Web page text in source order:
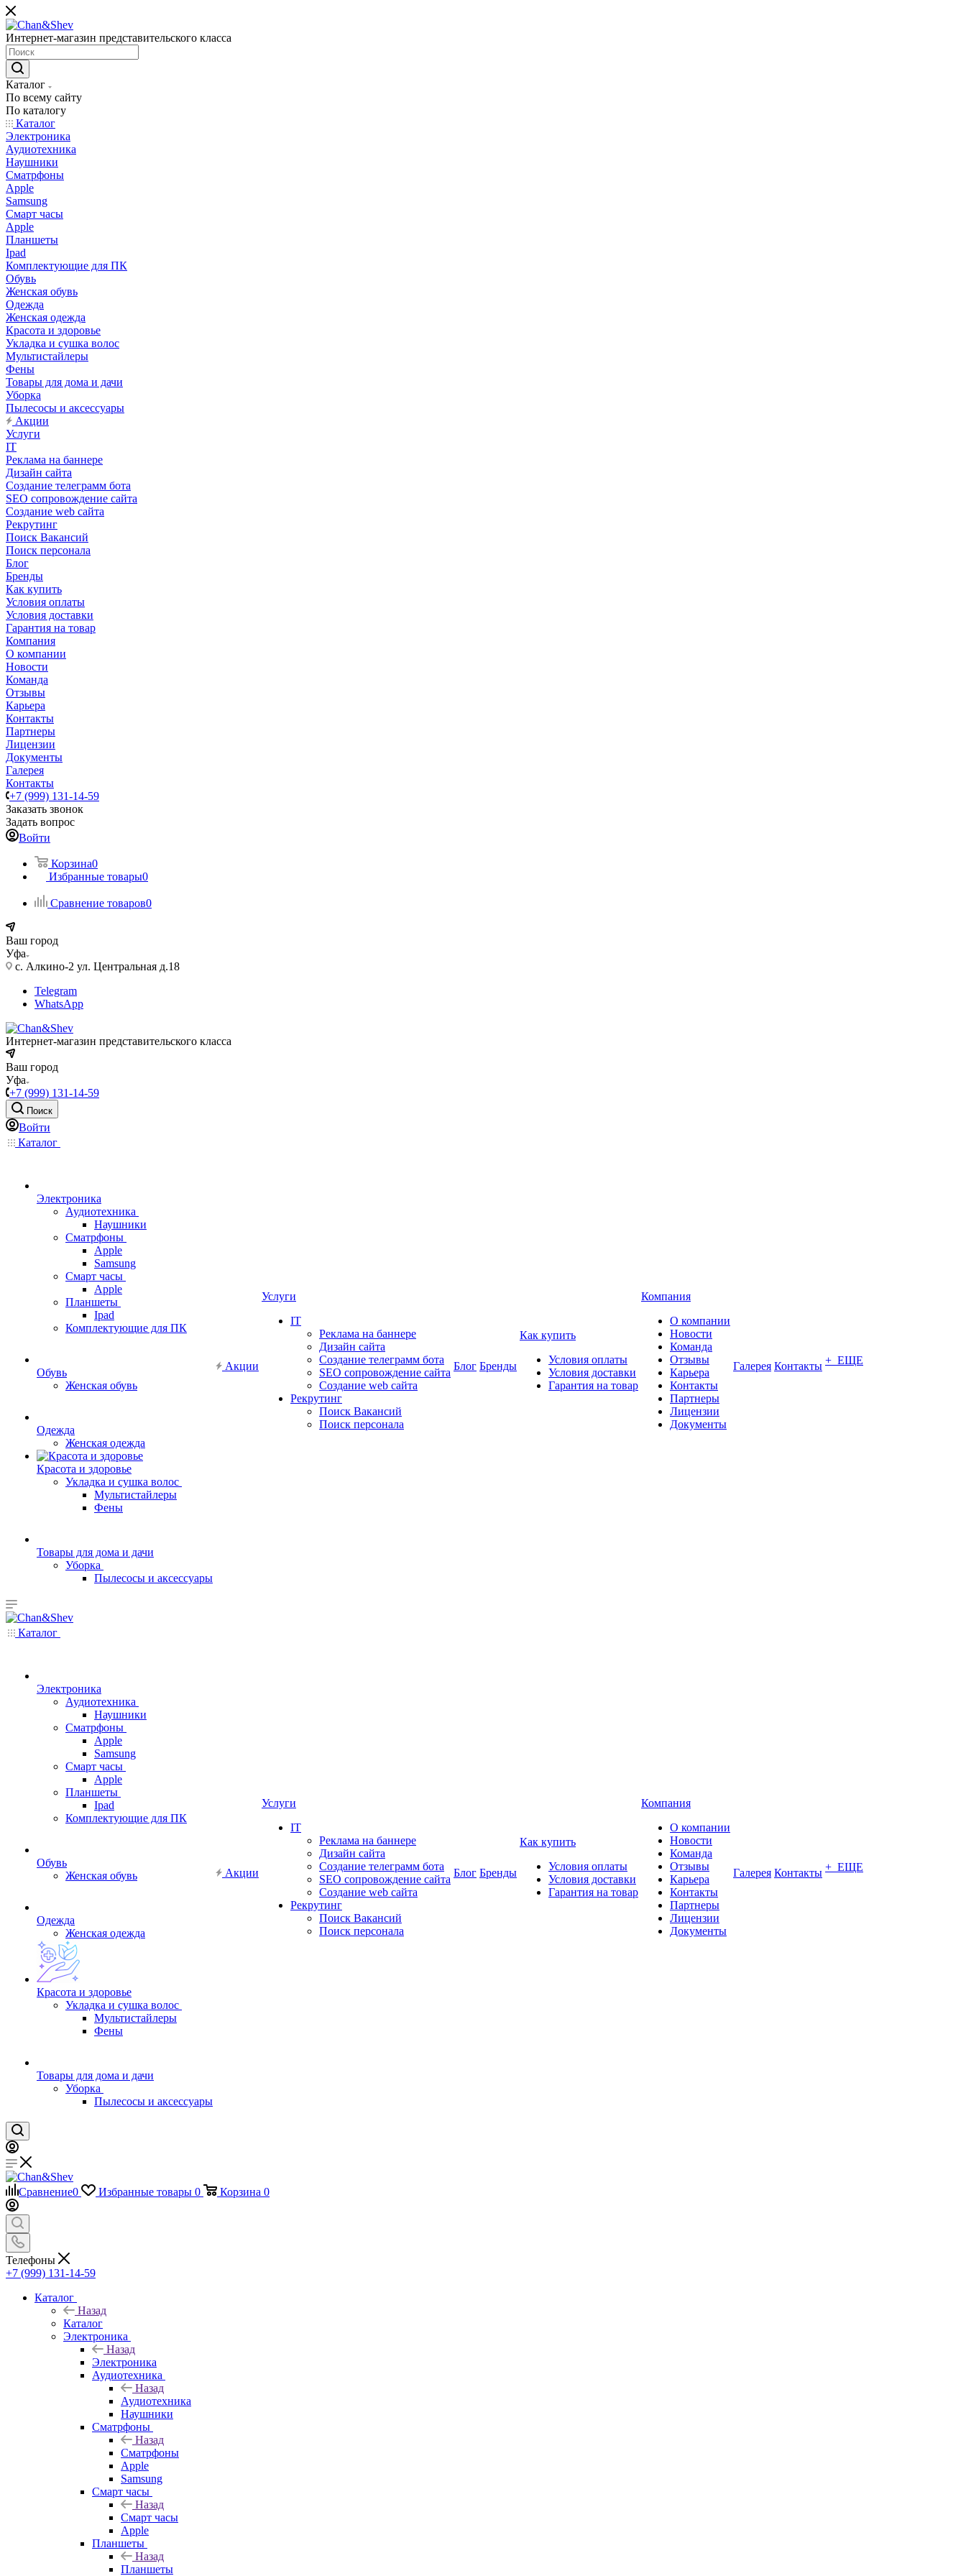
Интернет-магазин представительского класса
Каталог
По всему сайту
По каталогу
Каталог
Электроника
Аудиотехника
Наушники
Сматрфоны
Apple
Samsung
Смарт часы
Apple
Планшеты
Ipad
Комплектующие для ПК
Обувь
Женская обувь
Одежда
Женская одежда
Красота и здоровье
Укладка и сушка волос
Мультистайлеры
Фены
Товары для дома и дачи
Уборка
Пылесосы и аксессуары
Акции
Услуги
IT
Реклама на баннере
Дизайн сайта
Создание телеграмм бота
SEO сопровождение сайта
Создание web сайта
Рекрутинг
Поиск Вакансий
Поиск персонала
Блог
Бренды
Как купить
Условия оплаты
Условия доставки
Гарантия на товар
Компания
О компании
Новости
Команда
Отзывы
Карьера
Контакты
Партнеры
Лицензии
Документы
Галерея
Контакты
+7 (999) 131-14-59
Заказать звонок
Задать вопрос
Войти
Корзина0
Избранные товары0
Сравнение товаров0
Ваш город
Уфа
с. Алкино-2 ул. Центральная д.18
Telegram
WhatsApp
Интернет-магазин представительского класса
Ваш город
Уфа
+7 (999) 131-14-59
Поиск
Войти
Каталог
Электроника
Аудиотехника
Наушники
Сматрфоны
Apple
Samsung
Смарт часы
Apple
Планшеты
Ipad
Комплектующие для ПК
Обувь
Женская обувь
Одежда
Женская одежда
Красота и здоровье
Укладка и сушка волос
Мультистайлеры
Фены
Товары для дома и дачи
Уборка
Пылесосы и аксессуары
Акции
Услуги
IT
Реклама на баннере
Дизайн сайта
Создание телеграмм бота
SEO сопровождение сайта
Создание web сайта
Рекрутинг
Поиск Вакансий
Поиск персонала
Блог Бренды
Как купить
Условия оплаты
Условия доставки
Гарантия на товар
Компания
О компании
Новости
Команда
Отзывы
Карьера
Контакты
Партнеры
Лицензии
Документы
Галерея Контакты + ЕЩЕ
Каталог
Электроника
Аудиотехника
Наушники
Сматрфоны
Apple
Samsung
Смарт часы
Apple
Планшеты
Ipad
Комплектующие для ПК
Обувь
Женская обувь
Одежда
Женская одежда
Красота и здоровье
Укладка и сушка волос
Мультистайлеры
Фены
Товары для дома и дачи
Уборка
Пылесосы и аксессуары
Акции
Услуги
IT
Реклама на баннере
Дизайн сайта
Создание телеграмм бота
SEO сопровождение сайта
Создание web сайта
Рекрутинг
Поиск Вакансий
Поиск персонала
Блог Бренды
Как купить
Условия оплаты
Условия доставки
Гарантия на товар
Компания
О компании
Новости
Команда
Отзывы
Карьера
Контакты
Партнеры
Лицензии
Документы
Галерея Контакты + ЕЩЕ
Сравнение0 Избранные товары 0 Корзина 0
Телефоны
+7 (999) 131-14-59
Каталог
Назад
Каталог
Электроника
Назад
Электроника
Аудиотехника
Назад
Аудиотехника
Наушники
Сматрфоны
Назад
Сматрфоны
Apple
Samsung
Смарт часы
Назад
Смарт часы
Apple
Планшеты
Назад
Планшеты